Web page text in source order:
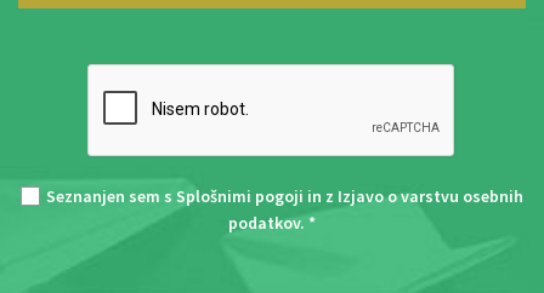
Seznanjen sem s Splošnimi pogoji in z Izjavo o varstvu osebnih
podatkov. *